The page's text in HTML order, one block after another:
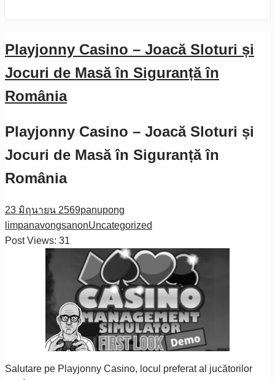
Playjonny Casino – Joacă Sloturi și
Jocuri de Masă în Siguranță în
România
Playjonny Casino – Joacă Sloturi și
Jocuri de Masă în Siguranță în
România
23 มิถุนายน 2569panupong
limpanavongsanonUncategorized
Post Views: 31
Salutare pe Playjonny Casino, locul preferat al jucătorilor